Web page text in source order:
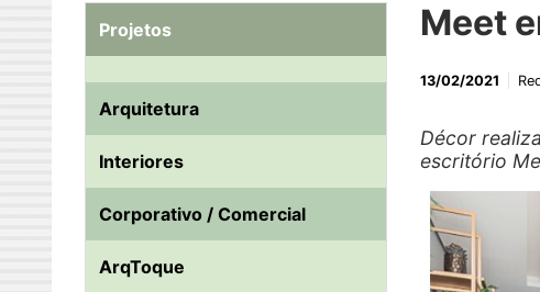
Meet
13/02/2021
Décor
escritório
Projetos
Arquitetura
Interiores
Corporativo / Comercial
ArqToque